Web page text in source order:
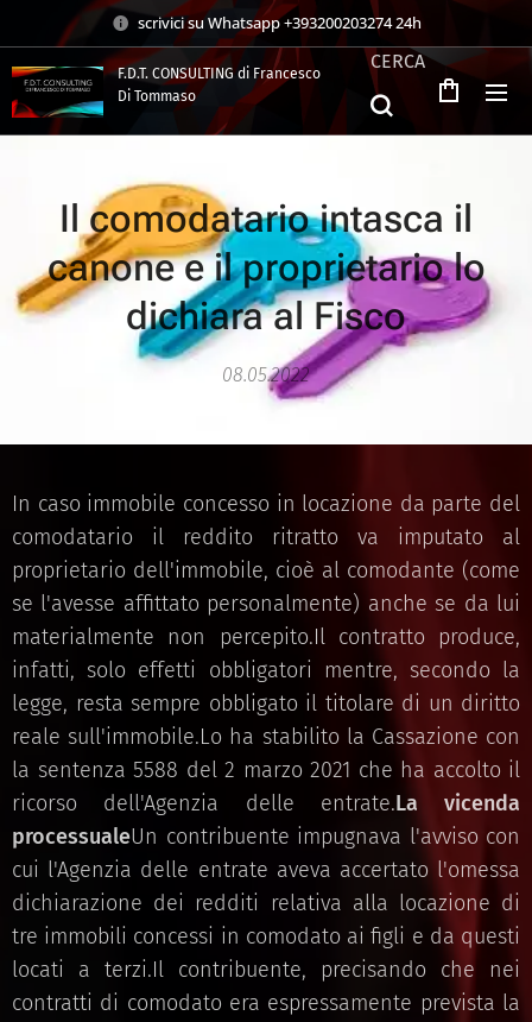
scrivici su Whatsapp +393200203274 24h
F.D.T. CONSULTING di Francesco
Di Tommaso
CERCA
Il comodatario intasca il
canone e il proprietario lo
dichiara al Fisco
08.05.2022
In caso immobile concesso in locazione da parte del
comodatario il reddito ritratto va imputato al
proprietario dell'immobile, cioè al comodante (come
se l'avesse affittato personalmente) anche se da lui
materialmente non percepito.Il contratto produce,
infatti, solo effetti obbligatori mentre, secondo la
legge, resta sempre obbligato il titolare di un diritto
reale sull'immobile.Lo ha stabilito la Cassazione con
la sentenza 5588 del 2 marzo 2021 che ha accolto il
ricorso dell'Agenzia delle entrate.La vicenda
processualeUn contribuente impugnava l'avviso con
cui l'Agenzia delle entrate aveva accertato l'omessa
dichiarazione dei redditi relativa alla locazione di
tre immobili concessi in comodato ai figli e da questi
locati a terzi.Il contribuente, precisando che nei
contratti di comodato era espressamente prevista la